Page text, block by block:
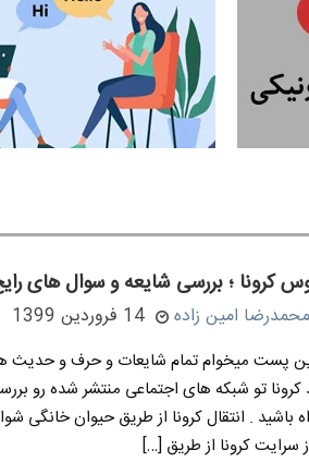
کرونا ؛ بررسی شایعه و سوال های
محمدرضا امین زاده 14 فروردین 1399
پست میخوام تمام شایعات و حرف و حدیث
کرونا تو شبکه های اجتماعی منتشر شده رو
باشید . انتقال کرونا از طریق حیوان خانگی
سرایت کرونا از طریق […]